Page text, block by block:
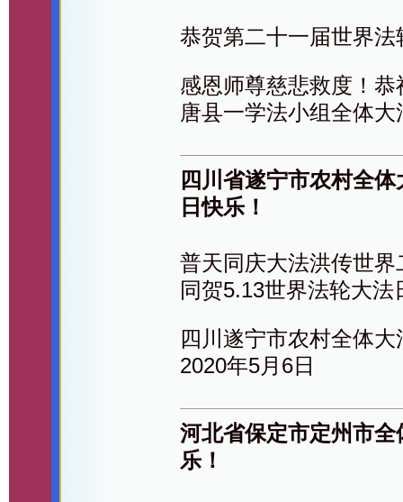
恭贺第二十一届世界法
感恩师尊慈悲救度！
唐县一学法小组全体
四川省遂宁市农村全
日快乐！
普天同庆大法洪传世界
同贺5.13世界法轮大法
四川遂宁市农村全体
2020年5月6日
河北省保定市定州市
乐！